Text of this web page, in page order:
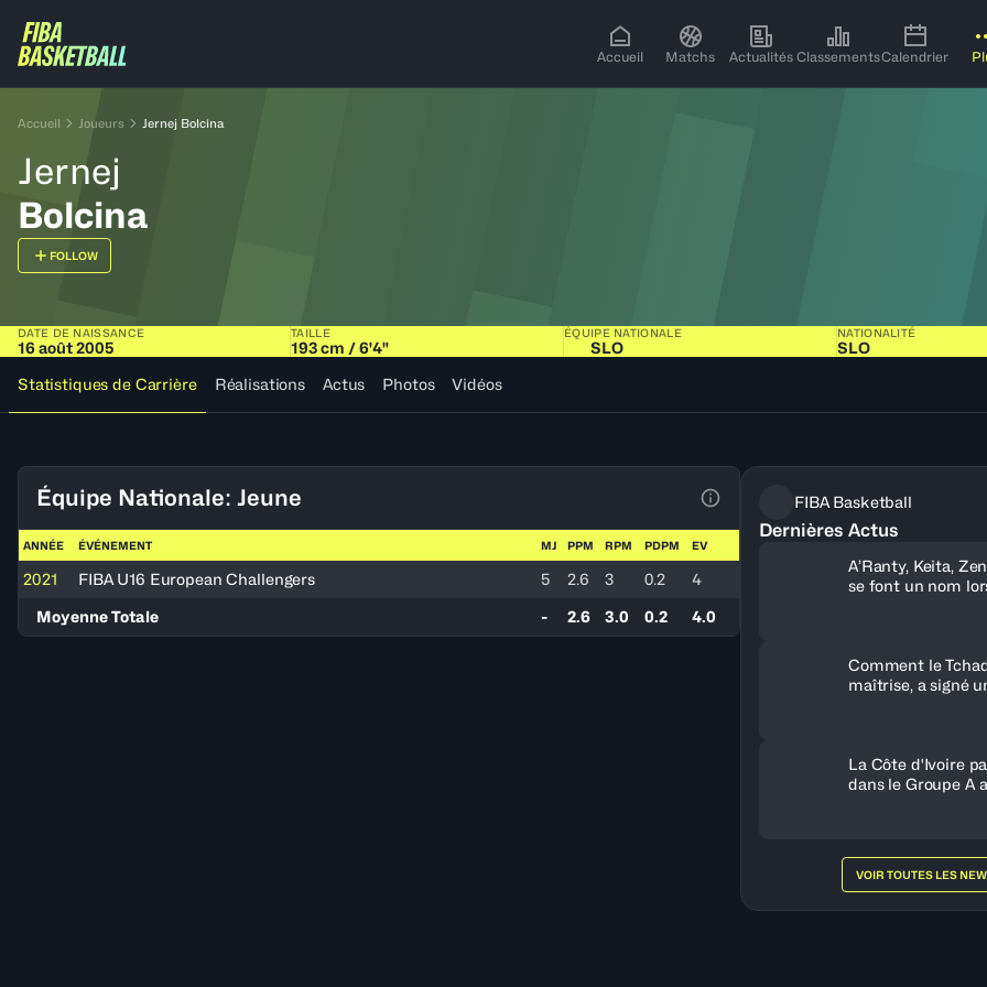
Accueil Matchs Actualités ClassementsCalendrier
Accueil Joueurs Jernej Bolcina
Jernej
Bolcina
FOLLOW
DATE DE NAISSANCE
16 août 2005
TAILLE
193 cm / 6'4"
ÉQUIPE NATIONALE
SLO
NATIONALITÉ
SLO
Statistiques de Carrière
Réalisations Actus Photos Vidéos
Équipe Nationale: Jeune
Voir la Légende du Tableau
ANNÉE ÉVÉNEMENT MJ PPM RPM PDPM EV
2021 FIBA U16 European Challengers 5 2.6 3 0.2
4
Moyenne Totale
- 2.6 3.0 0.2 4.0
FIBA Basketball
Dernières Actus
A’Ranty, Keita,
se font un nom
Comment le
maîtrise, a signé
La Côte d'Ivoire
dans le Groupe A
VOIR TOUTES LES